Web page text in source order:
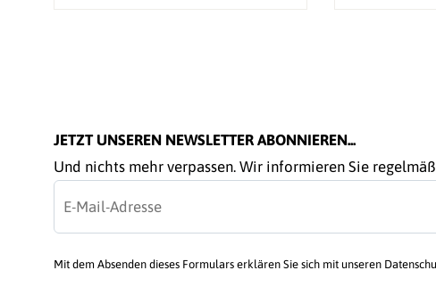
JETZT UNSEREN NEWSLETTER ABONNIEREN...
Und nichts mehr verpassen. Wir informieren Sie
Mit dem Absenden dieses Formulars erklären Sie sich mit unseren